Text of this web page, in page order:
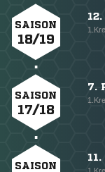
SAISON
18/19
SAISON
17/18
7.
SAISON
11.